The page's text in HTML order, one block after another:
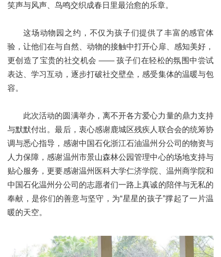
笑声与风声、鸟鸣交织成春日里最治愈的乐章。
这场动物园之约，不仅为孩子们提供了丰富的感官体
验，让他们在与自然、动物的接触中打开心扉、感知美好，
更创造了宝贵的社交机会 —— 孩子们在轻松的氛围中尝试
表达、学习互动，逐步打破社交壁垒，感受集体的温暖与包
容。
此次活动的圆满举办，离不开各方爱心力量的鼎力支持
与默默付出。最后，衷心感谢鹿城区残疾人联合会的统筹协
调与悉心指导，感谢中国石化浙江石油温州分公司的物资与
人力保障，感谢温州市景山森林公园管理中心的场地支持与
贴心服务，更要感谢温州医科大学仁济学院、温州商学院和
中国石化温州分公司的志愿者们一路上真诚的陪伴与无私的
奉献，是你们的善意与坚守，为“星星的孩子”撑起了一片温
暖的天空。